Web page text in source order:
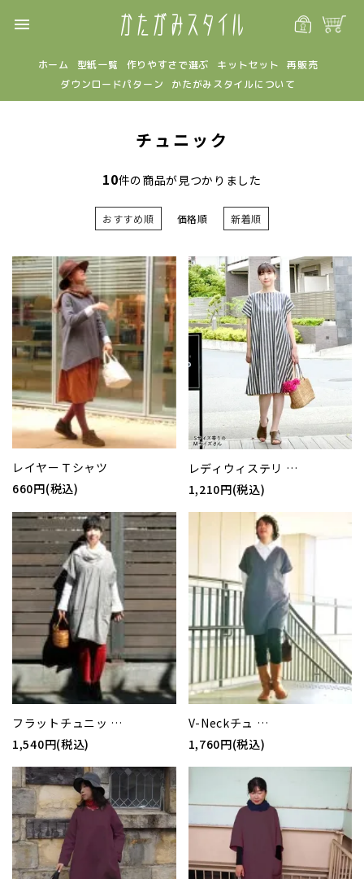
menu
ホーム 型紙一覧 作りやすさで選ぶ キットセット
再販売
ダウンロードパターン
かたがみスタイルについて
チュニック
10件の商品が見つかりました
おすすめ順 価格順 新着順
レイヤーＴシャツ
660円(税込)
レディウィステリ …
1,210円(税込)
フラットチュニッ …
1,540円(税込)
V-Neckチュ …
1,760円(税込)